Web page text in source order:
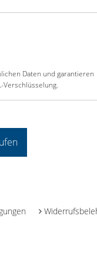
Daten und garantieren
Verschlüsselung.